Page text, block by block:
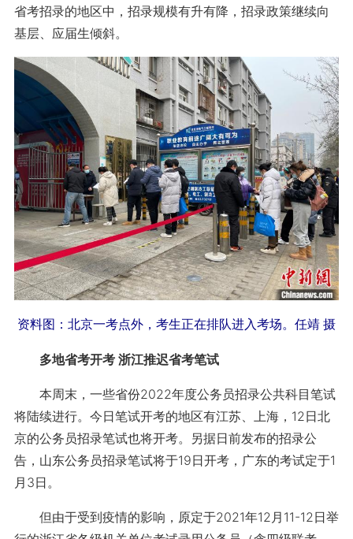
省考招录的地区中，招录规模有升有降，招录政策继续向
基层、应届生倾斜。
资料图：北京一考点外，考生正在排队进入考场。任靖 摄
多地省考开考 浙江推迟省考笔试
本周末，一些省份2022年度公务员招录公共科目笔试
将陆续进行。今日笔试开考的地区有江苏、上海，12日北
京的公务员招录笔试也将开考。另据日前发布的招录公
告，山东公务员招录笔试将于19日开考，广东的考试定于1
月3日。
但由于受到疫情的影响，原定于2021年12月11-12日举